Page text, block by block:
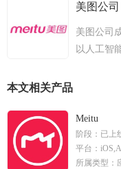
美图公司
美图公司
以人工智
觉、深度
领域的研
至2021年
本文相关产品
Meitu
阶段： 已上
平台：
所属类型：